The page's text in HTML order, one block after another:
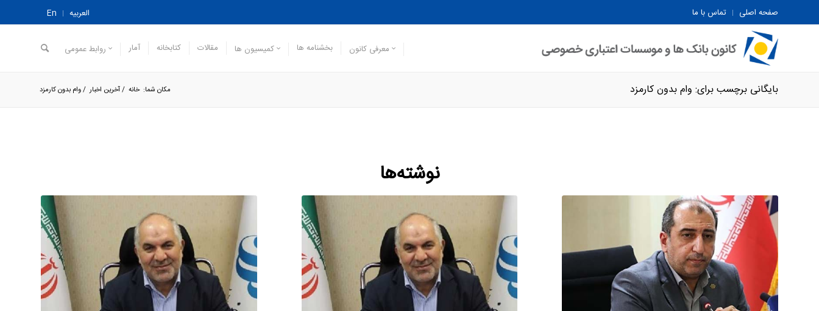
صفحه اصلی تماس با ما العربیه En
معرفی کانون بخشنامه ها کمیسیون ها مقالات کتابخانه آمار روابط عمومی
بایگانی برچسب برای: وام بدون کارمزد مکان شما: خانه /آخرین اخبار /وام بدون کارمزد
نوشته‌ها